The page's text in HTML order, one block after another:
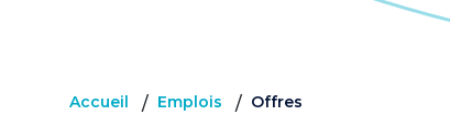
Accueil / Emplois / Offres